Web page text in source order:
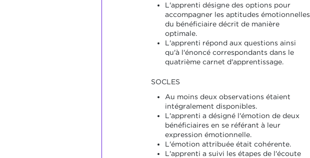
L'apprenti désigne des options pour
accompagner les aptitudes émotionnelles
du bénéficiaire décrit de manière
optimale.
L'apprenti répond aux questions ainsi
qu'à l'énoncé correspondants dans le
quatrième carnet d'apprentissage.
SOCLES
Au moins deux observations étaient
intégralement disponibles.
L'apprenti a désigné l'émotion de deux
bénéficiaires en se référant à leur
expression émotionnelle.
L'émotion attribuée était cohérente.
L'apprenti a suivi les étapes de l'écoute